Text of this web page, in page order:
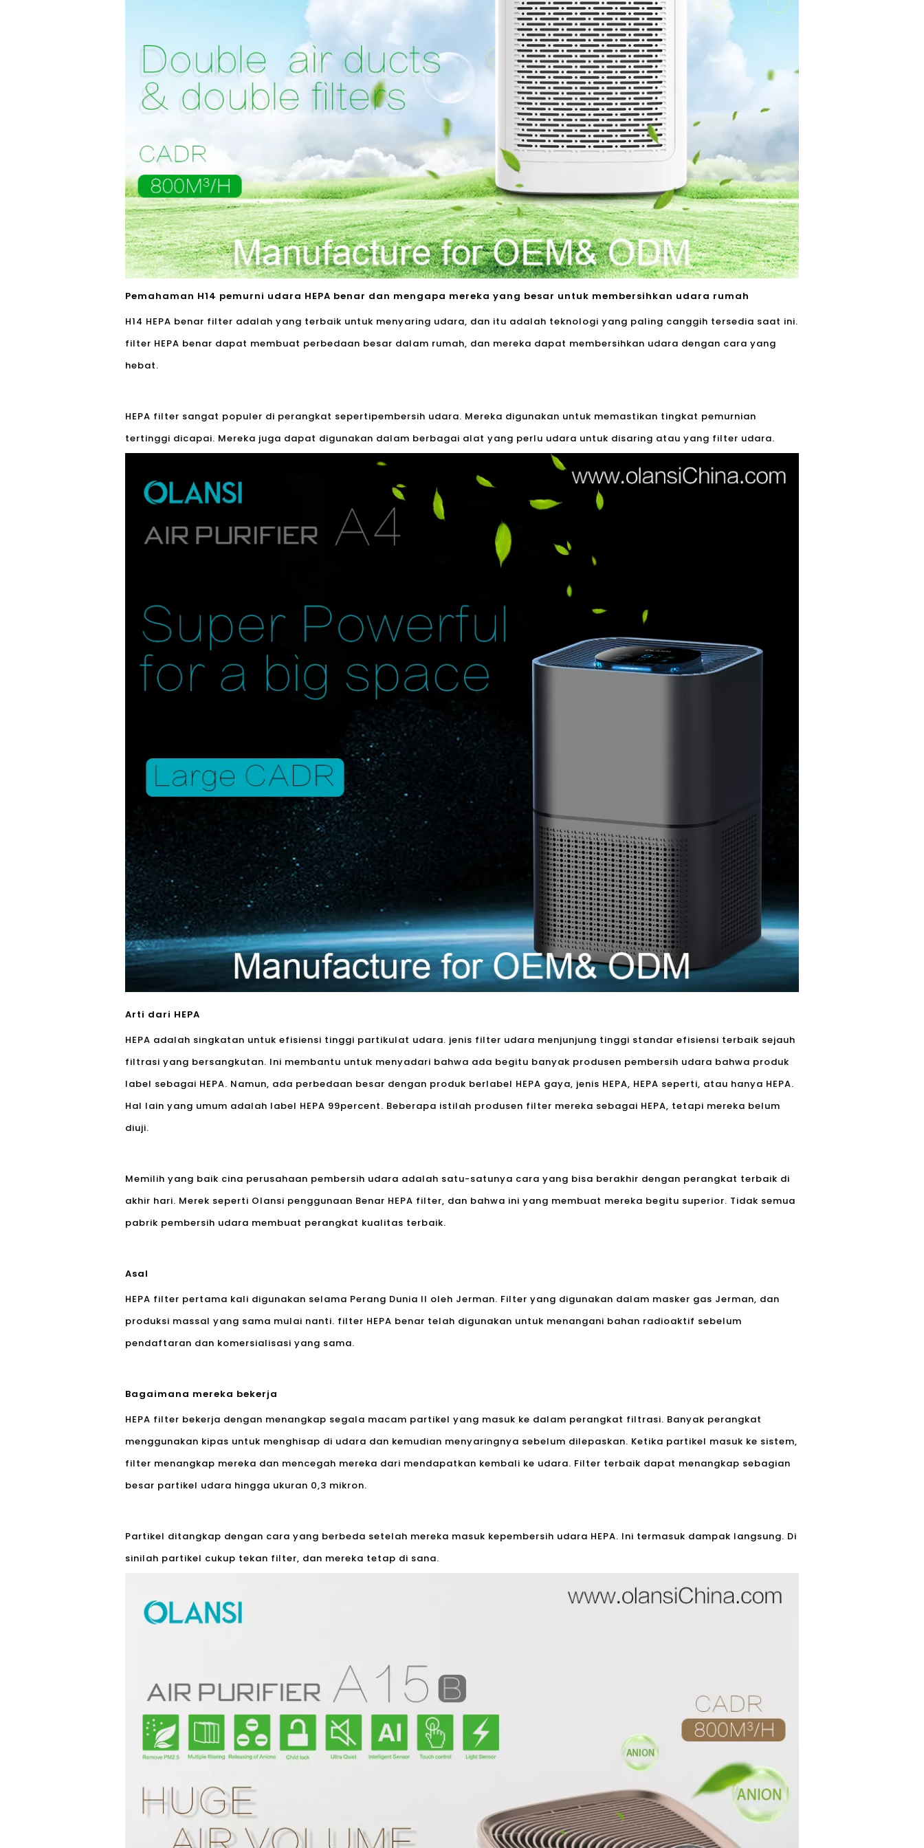
Pemahaman H14 pemurni udara HEPA benar dan mengapa mereka yang besar untuk membersihkan udara rumah
H14 HEPA benar filter adalah yang terbaik untuk menyaring udara, dan itu adalah teknologi yang paling canggih tersedia saat ini.
filter HEPA benar dapat membuat perbedaan besar dalam rumah, dan mereka dapat membersihkan udara dengan cara yang
hebat.
HEPA filter sangat populer di perangkat sepertipembersih udara. Mereka digunakan untuk memastikan tingkat pemurnian
tertinggi dicapai. Mereka juga dapat digunakan dalam berbagai alat yang perlu udara untuk disaring atau yang filter udara.
Arti dari HEPA
HEPA adalah singkatan untuk efisiensi tinggi partikulat udara. jenis filter udara menjunjung tinggi standar efisiensi terbaik sejauh
filtrasi yang bersangkutan. Ini membantu untuk menyadari bahwa ada begitu banyak produsen pembersih udara bahwa produk
label sebagai HEPA. Namun, ada perbedaan besar dengan produk berlabel HEPA gaya, jenis HEPA, HEPA seperti, atau hanya HEPA.
Hal lain yang umum adalah label HEPA 99percent. Beberapa istilah produsen filter mereka sebagai HEPA, tetapi mereka belum
diuji.
Memilih yang baik cina perusahaan pembersih udara adalah satu-satunya cara yang bisa berakhir dengan perangkat terbaik di
akhir hari. Merek seperti Olansi penggunaan Benar HEPA filter, dan bahwa ini yang membuat mereka begitu superior. Tidak semua
pabrik pembersih udara membuat perangkat kualitas terbaik.
Asal
HEPA filter pertama kali digunakan selama Perang Dunia II oleh Jerman. Filter yang digunakan dalam masker gas Jerman, dan
produksi massal yang sama mulai nanti. filter HEPA benar telah digunakan untuk menangani bahan radioaktif sebelum
pendaftaran dan komersialisasi yang sama.
Bagaimana mereka bekerja
HEPA filter bekerja dengan menangkap segala macam partikel yang masuk ke dalam perangkat filtrasi. Banyak perangkat
menggunakan kipas untuk menghisap di udara dan kemudian menyaringnya sebelum dilepaskan. Ketika partikel masuk ke sistem,
filter menangkap mereka dan mencegah mereka dari mendapatkan kembali ke udara. Filter terbaik dapat menangkap sebagian
besar partikel udara hingga ukuran 0,3 mikron.
Partikel ditangkap dengan cara yang berbeda setelah mereka masuk kepembersih udara HEPA. Ini termasuk dampak langsung. Di
sinilah partikel cukup tekan filter, dan mereka tetap di sana.